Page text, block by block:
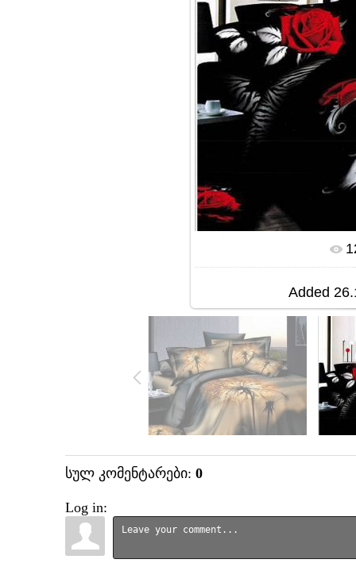
In
Added
სულ კომენტარები: 0
Log in: